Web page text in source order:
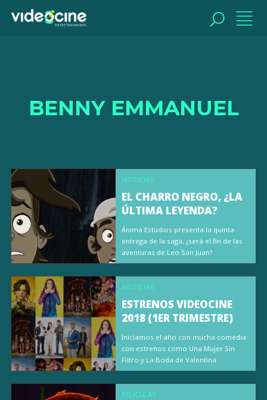
BENNY EMMANUEL
NOTICIAS
EL CHARRO NEGRO, ¿LA
ÚLTIMA LEYENDA?
Ánima Estudios presenta la quinta
entrega de la saga, ¿será el fin de las
aventuras de Leo San Juan?
NOTICIAS
ESTRENOS VIDEOCINE
2018 (1ER TRIMESTRE)
Iniciamos el año con mucha comedia
con estrenos como Una Mujer Sin
Filtro y La Boda de Valentina.
PELÍCULAS